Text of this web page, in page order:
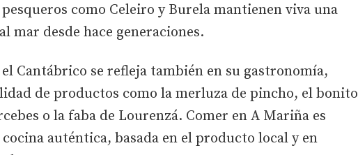
como Celeiro y Burela mantienen viva una
mar desde hace generaciones.
Cantábrico se refleja también en su gastronomía,
de productos como la merluza de pincho, el bonito
o la faba de Lourenzá. Comer en A Mariña es
auténtica, basada en el producto local y en